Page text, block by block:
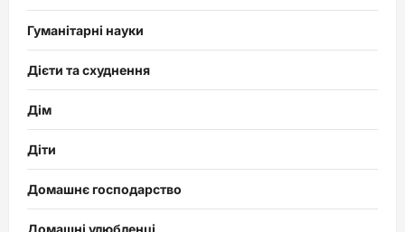
Гуманітарні науки
Дієти та схуднення
Дім
Діти
Домашнє господарство